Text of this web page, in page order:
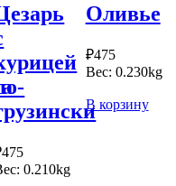
475
0.210kg
Оливье
₽475
Вес: 0.230kg
В корзину